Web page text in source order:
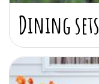
Dining sets